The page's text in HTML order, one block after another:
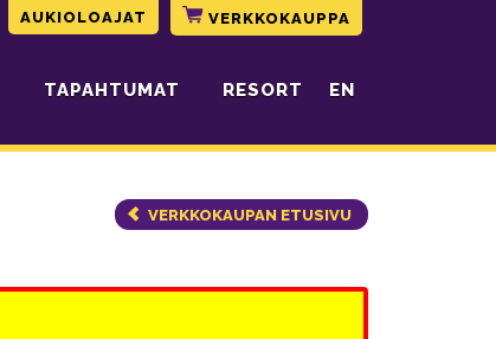
AUKIOLOAJAT VERKKOKAUPPA
TAPAHTUMAT RESORT EN
VERKKOKAUPAN ETUSIVU